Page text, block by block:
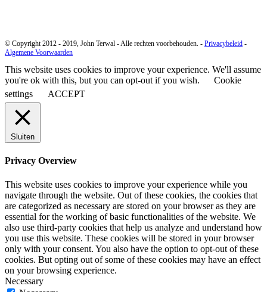
© Copyright 2012 - 2019, John Terwal - Alle rechten voorbehouden. - Privacybeleid -
Algemene Voorwaarden
This website uses cookies to improve your experience. We'll assume
you're ok with this, but you can opt-out if you wish.
Cookie
settings
ACCEPT
Sluiten
Privacy Overview
This website uses cookies to improve your experience while you
navigate through the website. Out of these cookies, the cookies that
are categorized as necessary are stored on your browser as they are
essential for the working of basic functionalities of the website. We
also use third-party cookies that help us analyze and understand how
you use this website. These cookies will be stored in your browser
only with your consent. You also have the option to opt-out of these
cookies. But opting out of some of these cookies may have an effect
on your browsing experience.
Necessary